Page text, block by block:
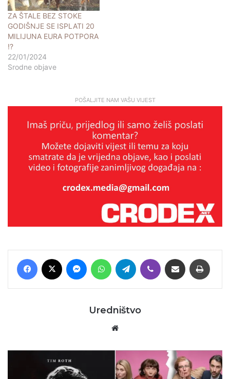
ZA ŠTALE BEZ STOKE
GODIŠNJE SE ISPLATI 20
MILIJUNA EURA POTPORA
!?
22/01/2024
Srodne objave
POŠALJITE NAM VAŠU VIJEST
Facebook MessengerWhatsAppTelegram Viber Podijeli putem E-maila
Uredništvo